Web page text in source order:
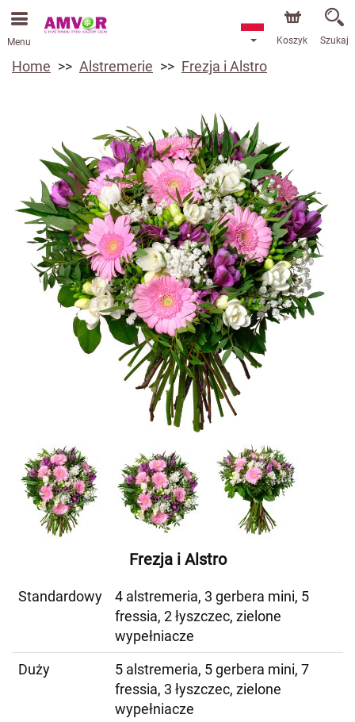
Menu Koszyk Szukaj
Home Alstremerie Frezja i Alstro
Frezja i Alstro
Standardowy
4 alstremeria, 3 gerbera mini, 5
fressia, 2 łyszczec, zielone
wypełniacze
Duży
5 alstremeria, 5 gerbera mini, 7
fressia, 3 łyszczec, zielone
wypełniacze